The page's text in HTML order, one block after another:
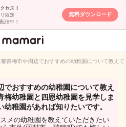
セス！
限定
信中！
無料ダウンロード
専用匿名QA
都青梅市や周辺でおすすめの幼稚園について教え
でおすすめの幼稚園について教え
梅幼稚園と四恩幼稚園を見学しま
幼稚園があれば知りたいです。
メの幼稚園を教えていただきたい